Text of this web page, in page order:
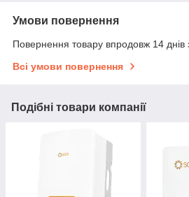
Умови повернення
Повернення товару впродовж 14 днів
Всі умови повернення
Подібні товари компанії